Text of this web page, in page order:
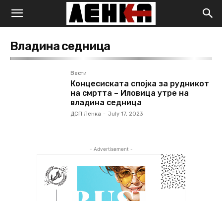
Владина седница
Вести
Концесиската спојка за рудникот
на смртта – Иловица утре на
владина седница
ДСП Ленка - July 17, 2023
- Advertisement -